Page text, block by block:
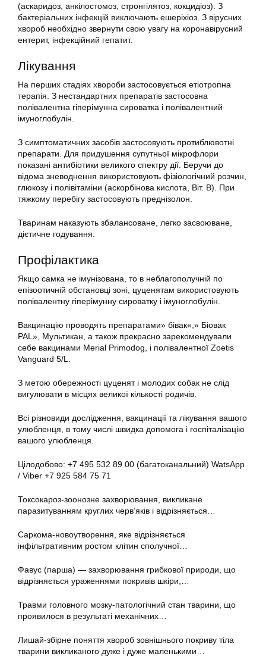
(аскаридоз, анкілостомоз, стронгілятоз, кокцидіоз). З
бактеріальних інфекцій виключають ешеріхіоз. З вірусних
хвороб необхідно звернути свою увагу на коронавірусний
ентерит, інфекційний гепатит.
Лікування
На перших стадіях хвороби застосовується етіотропна
терапія. З нестандартних препаратів застосовна
полівалентна гіперімунна сироватка і полівалентний
імуноглобулін.
З симптоматичних засобів застосовують протиблювотні
препарати. Для придушення супутньої мікрофлори
показані антибіотики великого спектру дії. Беручи до
відома зневоднення використовують фізіологічний розчин,
глюкозу і полівітаміни (аскорбінова кислота, Віт. В). При
тяжкому перебігу застосовують преднізолон.
Тваринам наказують збалансоване, легко засвоюване,
дієтичне годування.
Профілактика
Якщо самка не імунізована, то в неблагополучній по
епізоотичній обстановці зоні, цуценятам використовують
полівалентну гіперімунну сироватку і імуноглобулін.
Вакцинацію проводять препаратами» бівак«,» Біовак
PAL», Мультикан, а також прекрасно зарекомендували
себе вакцинами Merial Primodog, і полівалентної Zoetis
Vanguard 5/L.
З метою обережності цуценят і молодих собак не слід
вигулювати в місцях великої кількості родичів.
Всі різновиди дослідження, вакцинації та лікування вашого
улюбленця, в тому числі швидка допомога і госпіталізацію
вашого улюбленця.
Цілодобово: +7 495 532 89 00 (багатоканальний) WatsApp
/ Viber +7 925 584 75 71
Токсокароз-зоонозне захворювання, викликане
паразитуванням круглих черв’яків і відрізняється…
Саркома-новоутворення, яке відрізняється
інфільтративним ростом клітин сполучної…
Фавус (парша) — захворювання грибкової природи, що
відрізняється ураженнями покривів шкіри,…
Травми головного мозку-патологічний стан тварини, що
проявилося в результаті механічних…
Лишай-збірне поняття хвороб зовнішнього покриву тіла
тварини викликаного дуже і дуже маленькими…